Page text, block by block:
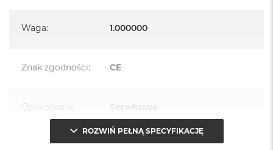
Waga: 1.000000
Znak zgodności: CE
Opakowanie
(pudełko):
Serwisowe
ROZWIŃ PEŁNĄ SPECYFIKACJĘ